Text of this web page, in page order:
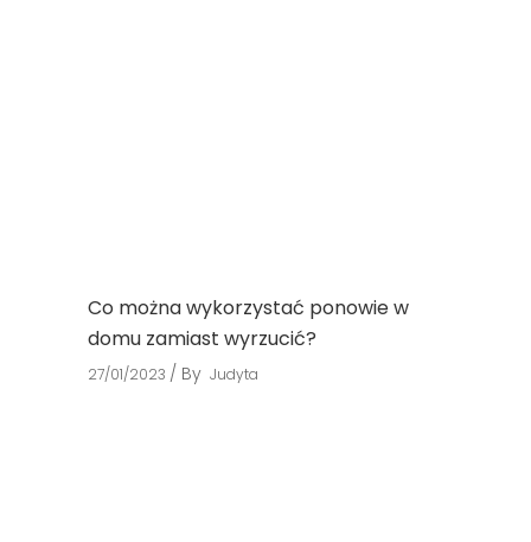
Co można wykorzystać ponowie w
domu zamiast wyrzucić?
27/01/2023 By Judyta